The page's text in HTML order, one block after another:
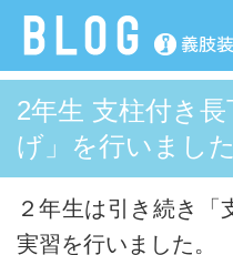
2年生 支柱付き
げ」を行いました
２年生は引き続き「
実習を行いました。